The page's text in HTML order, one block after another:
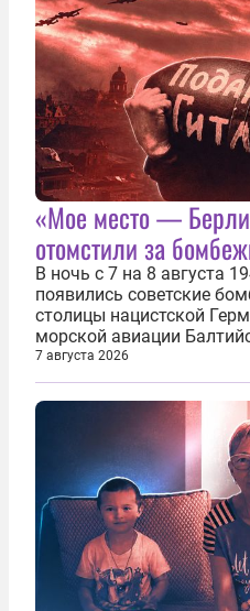
«Мое место —
отомстили за
В ночь с 7 на 8 августа
появились советские
столицы нацистской
морской авиации
сбросили бомбы на
жил в полной
далеко на востоке,
7 августа 2026